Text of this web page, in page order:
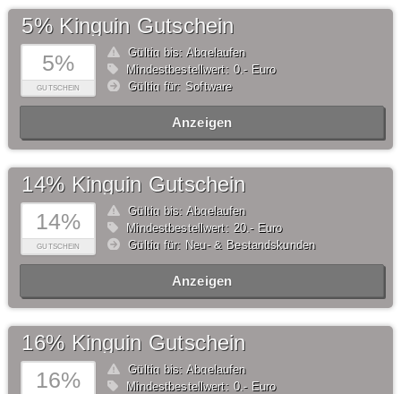
5%
GUTSCHEIN
5% Kinguin Gutschein
Gültig bis: Abgelaufen
Mindestbestellwert: 0,- Euro
Gültig für: Software
Anzeigen
14%
GUTSCHEIN
14% Kinguin Gutschein
Gültig bis: Abgelaufen
Mindestbestellwert: 20,- Euro
Gültig für: Neu- & Bestandskunden
Anzeigen
16%
16% Kinguin Gutschein
Gültig bis: Abgelaufen
Mindestbestellwert: 0,- Euro